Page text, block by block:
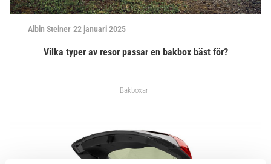
Albin Steiner 22 januari 2025
Vilka typer av resor passar en bakbox bäst för?
Bakboxar